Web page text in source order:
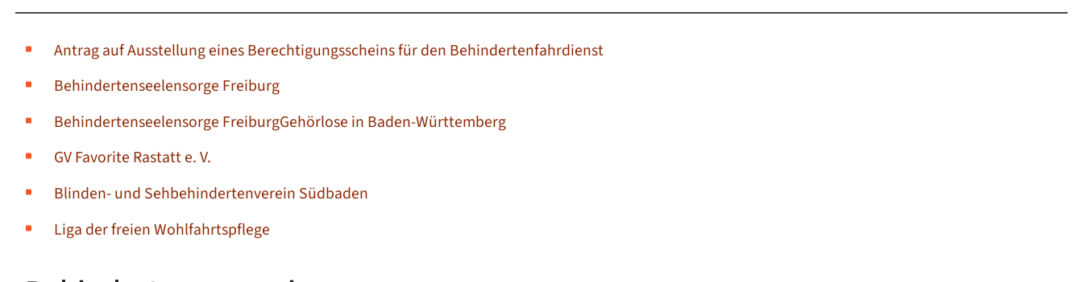
Antrag auf Ausstellung eines Berechtigungsscheins für den Behindertenfahrdienst
Behindertenseelensorge Freiburg
Behindertenseelensorge FreiburgGehörlose in Baden-Württemberg
GV Favorite Rastatt e. V.
Blinden- und Sehbehindertenverein Südbaden
Liga der freien Wohlfahrtspflege